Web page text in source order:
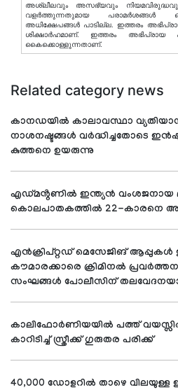
അശ്ലീലവും അസഭ്യവും
വളര്‍ത്തുന്നതുമായ പരാമര്‍ശങ്ങള്‍
അധിക്ഷേപങ്ങള്‍ പാടില്ല. ഇത്തരം
ശിക്ഷാര്‍ഹമാണ്. ഇത്തരം അഭിപ്രായ
കൈക്കൊള്ളുന്നതാണ്.
Related category news
കാനഡയിൽ കാലാവസ്ഥാ
നാശനഷ്ടങ്ങൾ വർദ്ധിച്ചതോടെ
കുത്തനെ ഉയരുന്നു
എഡ്മൻ്റണിൽ ഇന്ത്യൻ വംശജനായ
കൊലപാതകത്തിൽ 22-കാരനെ
എൻക്രിപ്റ്റഡ് മെസേജിങ് ആപ്പുകൾ
കൗമാരക്കാരെ ക്രിമിനൽ
സംഘങ്ങൾ പോലീസിന്
കാലിഫോർണിയയിൽ പത്ത് വയസ്സിൽ
കാറിടിച്ച് സ്ത്രീക്ക് ഗുരുതര പരിക്ക്
40,000 ഡോളറിൽ താഴെ വിലയുള്ള